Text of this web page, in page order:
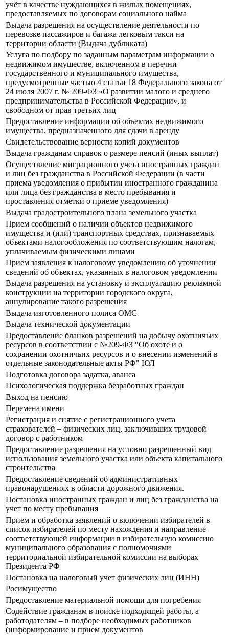
учёт в качестве нуждающихся в жилых помещениях,
предоставляемых по договорам социального найма
Выдача разрешения на осуществление деятельности по
перевозке пассажиров и багажа легковым такси на
территории области (Выдача дубликата)
Услуга по подбору по заданным параметрам информации о
недвижимом имуществе, включенном в перечни
государственного и муниципального имущества,
предусмотренные частью 4 статьи 18 Федерального закона от
24 июля 2007 г. № 209-ФЗ «О развитии малого и среднего
предпринимательства в Российской Федерации», и
свободном от прав третьих лиц
Предоставление информации об объектах недвижимого
имущества, предназначенного для сдачи в аренду
Свидетельствование верности копий документов
Выдача гражданам справок о размере пенсий (иных выплат)
Осуществление миграционного учета иностранных граждан
и лиц без гражданства в Российской Федерации (в части
приема уведомления о прибытии иностранного гражданина
или лица без гражданства в место пребывания и
проставления отметки о приеме уведомления)
Выдача градостроительного плана земельного участка
Прием сообщений о наличии объектов недвижимого
имущества и (или) транспортных средствах, признаваемых
объектами налогообложения по соответствующим налогам,
уплачиваемым физическими лицами
Прием заявления к налоговому уведомлению об уточнении
сведений об объектах, указанных в налоговом уведомлении
Выдача разрешения на установку и эксплуатацию рекламной
конструкции на территории городского округа,
аннулирование такого разрешения
Выдача изготовленного полиса ОМС
Выдача технической документации
Предоставление бланков разрешений на добычу охотничьих
ресурсов в соответствии с №209-ФЗ "Об охоте и о
сохранении охотничьих ресурсов и о внесении изменений в
отдельные законодательные акты РФ" ЮЛ
Подготовка договора задатка, аванса
Психологическая поддержка безработных граждан
Выход на пенсию
Перемена имени
Регистрация и снятие с регистрационного учета
страхователей – физических лиц, заключивших трудовой
договор с работником
Предоставление разрешения на условно разрешенный вид
использования земельного участка или объекта капитального
строительства
Предоставление сведений об административных
правонарушениях в области дорожного движения.
Постановка иностранных граждан и лиц без гражданства на
учет по месту пребывания
Прием и обработка заявлений о включении избирателей в
список избирателей по месту нахождения и направление
соответствующей информации в избирательную комиссию
муниципального образования с полномочиями
территориальной избирательной комиссии на выборах
Президента РФ
Постановка на налоговый учет физических лиц (ИНН)
Росимущество
Предоставление материальной помощи для погребения
Содействие гражданам в поиске подходящей работы, а
работодателям – в подборе необходимых работников
(информирование и прием документов